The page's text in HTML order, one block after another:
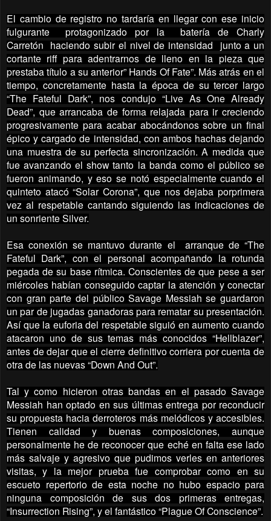
El cambio de registro no tardaría en llegar con ese inicio
fulgurante protagonizado por la batería de Charly
Carretón haciendo subir el nivel de intensidad junto a un
cortante riff para adentrarnos de lleno en la pieza que
prestaba título a su anterior” Hands Of Fate”. Más atrás en el
tiempo, concretamente hasta la época de su tercer largo
“The Fateful Dark”, nos condujo “Live As One Already
Dead”, que arrancaba de forma relajada para ir creciendo
progresivamente para acabar abocándonos sobre un final
épico y cargado de intensidad, con ambos hachas dejando
una muestra de su perfecta sincronización. A medida que
fue avanzando el show tanto la banda como el público se
fueron animando, y eso se notó especialmente cuando el
quinteto atacó “Solar Corona”, que nos dejaba porprimera
vez al respetable cantando siguiendo las indicaciones de
un sonriente Silver.
Esa conexión se mantuvo durante el arranque de “The
Fateful Dark”, con el personal acompañando la rotunda
pegada de su base rítmica. Conscientes de que pese a ser
miércoles habían conseguido captar la atención y conectar
con gran parte del público Savage Messiah se guardaron
un par de jugadas ganadoras para rematar su presentación.
Así que la euforia del respetable siguió en aumento cuando
atacaron uno de sus temas más conocidos “Hellblazer”,
antes de dejar que el cierre definitivo corriera por cuenta de
otra de las nuevas “Down And Out”.
Tal y como hicieron otras bandas en el pasado Savage
Messiah han optado en sus últimas entrega por reconducir
su propuesta hacia derroteros más melódicos y accesibles.
Tienen calidad y buenas composiciones, aunque
personalmente he de reconocer que eché en falta ese lado
más salvaje y agresivo que pudimos verles en anteriores
visitas, y la mejor prueba fue comprobar como en su
escueto repertorio de esta noche no hubo espacio para
ninguna composición de sus dos primeras entregas,
“Insurrection Rising”, y el fantástico “Plague Of Conscience”.